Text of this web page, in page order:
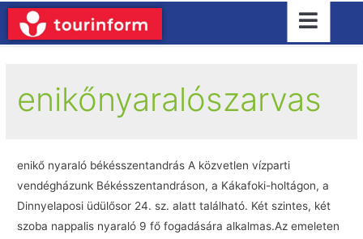
enikőnyaralószarvas
enikő nyaraló békésszentandrás A közvetlen vízparti
vendégházunk Békésszentandráson, a Kákafoki-holtágon, a
Dinnyelaposi üdülősor 24. sz. alatt található. Két szintes, két
szoba nappalis nyaraló 9 fő fogadására alkalmas.Az emeleten